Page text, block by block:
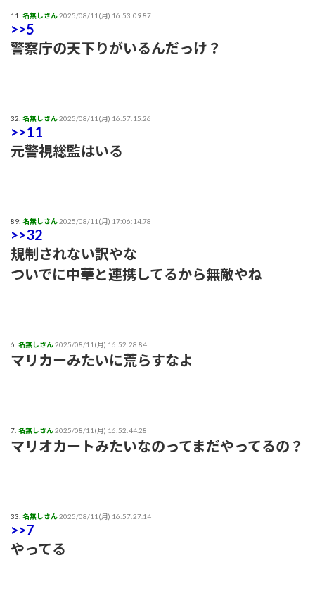
11: 名無しさん2025/08/11(月) 16:53:09.87
>>5
警察庁の天下りがいるんだっけ？
32: 名無しさん2025/08/11(月) 16:57:15.26
>>11
元警視総監はいる
89: 名無しさん2025/08/11(月) 17:06:14.78
>>32
規制されない訳やな
ついでに中華と連携してるから無敵やね
6: 名無しさん2025/08/11(月) 16:52:28.84
マリカーみたいに荒らすなよ
7: 名無しさん2025/08/11(月) 16:52:44.28
マリオカートみたいなのってまだやってるの？
33: 名無しさん2025/08/11(月) 16:57:27.14
>>7
やってる